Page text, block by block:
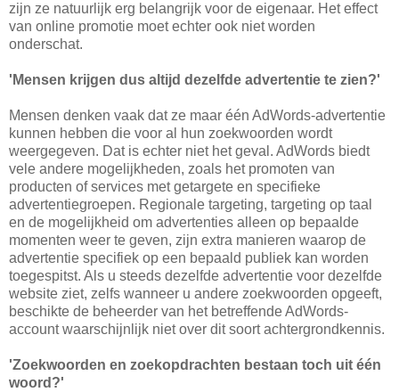
zijn ze natuurlijk erg belangrijk voor de eigenaar. Het effect
van online promotie moet echter ook niet worden
onderschat.
'Mensen krijgen dus altijd dezelfde advertentie te zien?'
Mensen denken vaak dat ze maar één AdWords-advertentie
kunnen hebben die voor al hun zoekwoorden wordt
weergegeven. Dat is echter niet het geval. AdWords biedt
vele andere mogelijkheden, zoals het promoten van
producten of services met getargete en specifieke
advertentiegroepen. Regionale targeting, targeting op taal
en de mogelijkheid om advertenties alleen op bepaalde
momenten weer te geven, zijn extra manieren waarop de
advertentie specifiek op een bepaald publiek kan worden
toegespitst. Als u steeds dezelfde advertentie voor dezelfde
website ziet, zelfs wanneer u andere zoekwoorden opgeeft,
beschikte de beheerder van het betreffende AdWords-
account waarschijnlijk niet over dit soort achtergrondkennis.
'Zoekwoorden en zoekopdrachten bestaan toch uit één
woord?'